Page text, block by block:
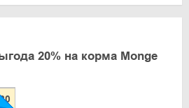
20% на корма Monge